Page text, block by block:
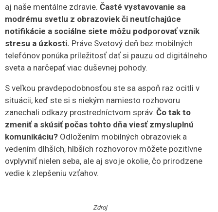
aj naše mentálne zdravie. Časté vystavovanie sa
modrému svetlu z obrazoviek či neutíchajúce
notifikácie a sociálne siete môžu podporovať vznik
stresu a úzkosti. Práve Svetový deň bez mobilných
telefónov ponúka príležitosť dať si pauzu od digitálneho
sveta a narčepať viac duševnej pohody.
S veľkou pravdepodobnosťou ste sa aspoň raz ocitli v
situácii, keď ste si s niekým namiesto rozhovoru
zanechali odkazy prostredníctvom správ. Čo tak to
zmeniť a skúsiť počas tohto dňa viesť zmysluplnú
komunikáciu? Odložením mobilných obrazoviek a
vedením dlhších, hlbších rozhovorov môžete pozitívne
ovplyvniť nielen seba, ale aj svoje okolie, čo prirodzene
vedie k zlepšeniu vzťahov.
Zdroj